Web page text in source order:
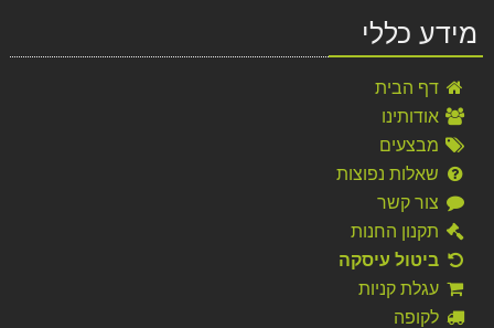
מידע כללי
דף הבית
אודותינו
מבצעים
שאלות נפוצות
צור קשר
תקנון החנות
ביטול עיסקה
עגלת קניות
לקופה